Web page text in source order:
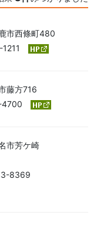
市西條町480
藤方716
市芳ケ崎
8369